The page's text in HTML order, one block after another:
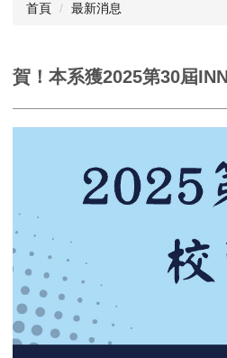
首頁 最新消息
賀！本系獲2025第30屆